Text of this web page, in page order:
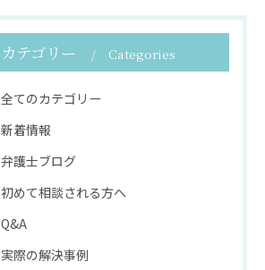
カテゴリー Categories
全てのカテゴリー
新着情報
弁護士ブログ
初めて相談される方へ
Q&A
実際の解決事例